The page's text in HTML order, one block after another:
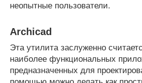
неопытные пользователи.
Archicad
Эта утилита заслуженно
наиболее функциональных
предназначенных для